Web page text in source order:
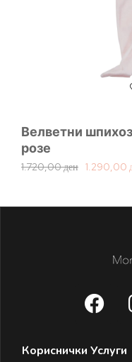
Велветни
розе
1.720,00ден 1.290,00
Кориснички Услуги